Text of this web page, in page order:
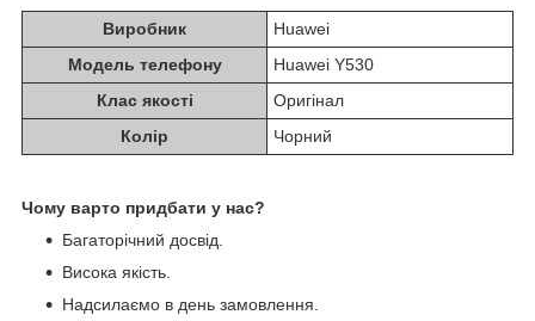
Виробник
Huawei
Модель телефону
Huawei Y530
Клас якості
Оригінал
Колір
Чорний
Чому варто придбати у нас?
Багаторічний досвід.
Висока якість.
Надсилаємо в день замовлення.